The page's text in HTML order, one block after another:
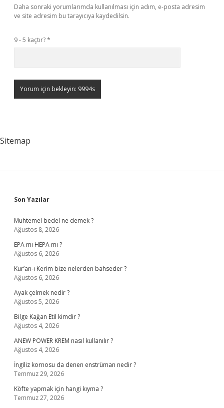
Daha sonraki yorumlarımda kullanılması için adım, e-posta adresim
ve site adresim bu tarayıcıya kaydedilsin.
9 - 5 kaçtır?*
Sitemap
Sidebar
Son Yazılar
Muhtemel bedel ne demek ?
Ağustos 8, 2026
EPA mı HEPA mı ?
Ağustos 6, 2026
Kur’an-ı Kerim bize nelerden bahseder ?
Ağustos 6, 2026
Ayak çelmek nedir ?
Ağustos 5, 2026
Bilge Kağan Etil kimdir ?
Ağustos 4, 2026
ANEW POWER KREM nasıl kullanılır ?
Ağustos 4, 2026
İngiliz kornosu da denen enstrüman nedir ?
Temmuz 29, 2026
Köfte yapmak için hangi kıyma ?
Temmuz 27, 2026